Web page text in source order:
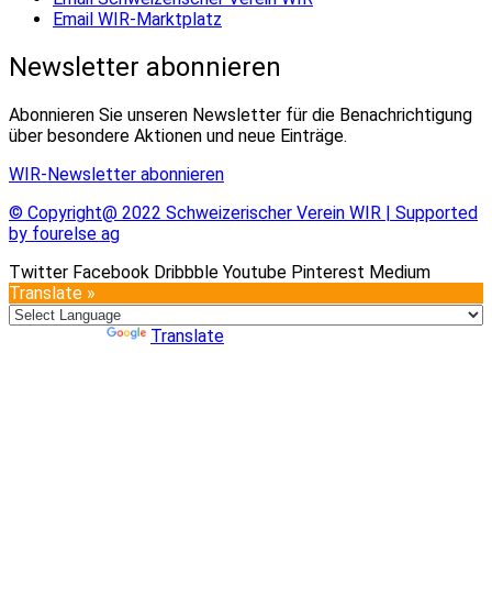
Email WIR-Marktplatz
Newsletter abonnieren
Abonnieren Sie unseren Newsletter für die Benachrichtigung
über besondere Aktionen und neue Einträge.
WIR-Newsletter abonnieren
© Copyright@ 2022 Schweizerischer Verein WIR | Supported
by fourelse ag
Twitter Facebook Dribbble Youtube Pinterest Medium
Translate »
Translate